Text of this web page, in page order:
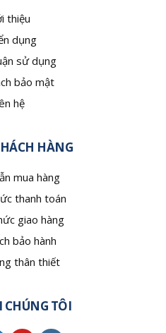
thiệu
dụng
sử dụng
bảo mật
hệ
HÀNG
mua hàng
thanh toán
giao hàng
bảo hành
thân thiết
CHÚNG TÔI